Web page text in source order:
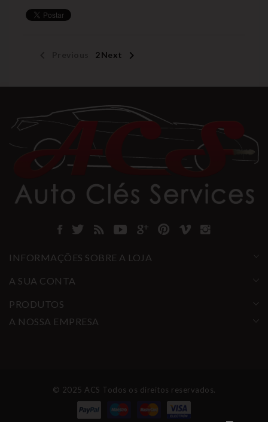
2Next 
INFORMAÇÕES SOBRE A LOJA
A SUA CONTA
PRODUTOS
A NOSSA EMPRESA
© 2025 ACS Todos os direitos reservados.